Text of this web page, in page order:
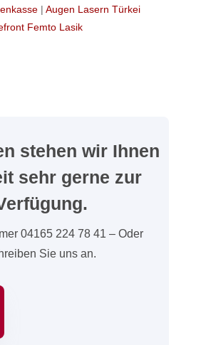
| Augen Lasern Türkei
Femto Lasik
stehen wir Ihnen
sehr gerne zur
04165 224 78 41 – Oder
Sie uns an.